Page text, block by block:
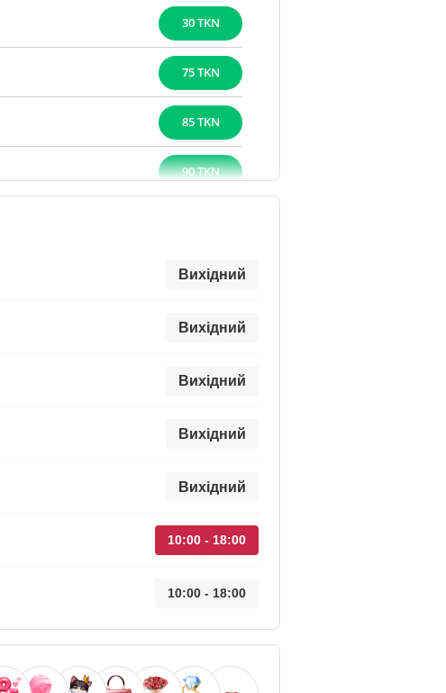
30 TKN
75 TKN
85 TKN
90 TKN
Вихідний
Вихідний
Вихідний
Вихідний
Вихідний
10:00 - 18:00
10:00 - 18:00